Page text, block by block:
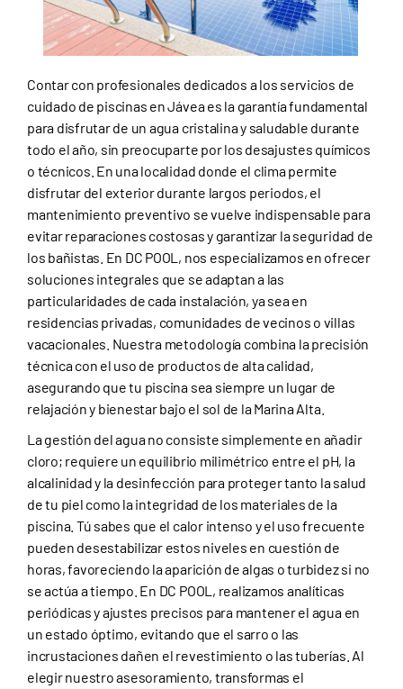
Contar con profesionales dedicados a los servicios de
cuidado de piscinas en Jávea es la garantía fundamental
para disfrutar de un agua cristalina y saludable durante
todo el año, sin preocuparte por los desajustes químicos
o técnicos. En una localidad donde el clima permite
disfrutar del exterior durante largos periodos, el
mantenimiento preventivo se vuelve indispensable para
evitar reparaciones costosas y garantizar la seguridad de
los bañistas. En DC POOL, nos especializamos en ofrecer
soluciones integrales que se adaptan a las
particularidades de cada instalación, ya sea en
residencias privadas, comunidades de vecinos o villas
vacacionales. Nuestra metodología combina la precisión
técnica con el uso de productos de alta calidad,
asegurando que tu piscina sea siempre un lugar de
relajación y bienestar bajo el sol de la Marina Alta.
La gestión del agua no consiste simplemente en añadir
cloro; requiere un equilibrio milimétrico entre el pH, la
alcalinidad y la desinfección para proteger tanto la salud
de tu piel como la integridad de los materiales de la
piscina. Tú sabes que el calor intenso y el uso frecuente
pueden desestabilizar estos niveles en cuestión de
horas, favoreciendo la aparición de algas o turbidez si no
se actúa a tiempo. En DC POOL, realizamos analíticas
periódicas y ajustes precisos para mantener el agua en
un estado óptimo, evitando que el sarro o las
incrustaciones dañen el revestimiento o las tuberías. Al
elegir nuestro asesoramiento, transformas el